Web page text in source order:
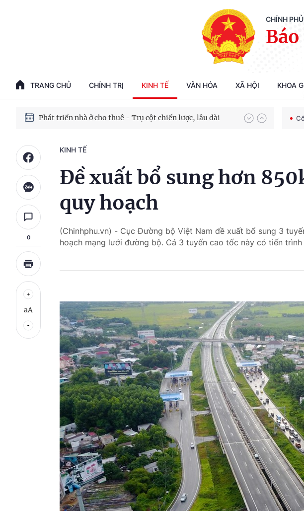
CHÍNH
TRANG CHỦ CHÍNH TRỊ KINH TẾ VĂN HÓA XÃ HỘI KHOA
Phát triển kinh tế nhà nước trong kỷ nguyên mới
Chiến dịch 500 ngày đêm tìm kiếm, quy tập và xác định danh tính hài cốt liệt sĩ
Bảo vệ nền tảng tư tưởng của Đảng trong kỷ nguyên phát triển mới
Phát triển nhà ở cho thuê - Trụ cột chiến lược, lâu dài
0
aA
KINH TẾ
Đề xuất bổ sung hơn
quy hoạch
(Chinhphu.vn) - Cục Đường bộ Việt Nam đề xuất bổ sung 3
hoạch mạng lưới đường bộ. Cả 3 tuyến cao tốc này có tiến